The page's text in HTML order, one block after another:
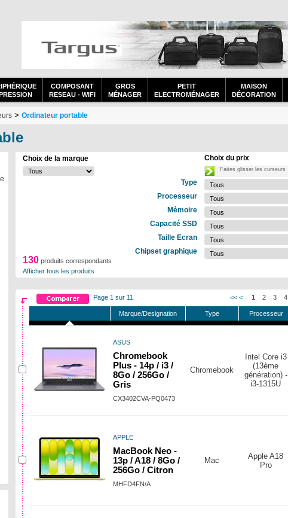
COMPOSANT
RESEAU - WIFI
GROS
MÉNAGER
PETIT
ELECTROMÉNAGER
MAISON
DÉCORATION
> Ordinateur portable
Choix de la marque Choix du prix
Faites glisser les curseurs
Type
Processeur
Mémoire
Capacité SSD
Taille Ecran
Chipset graphique
130 produits correspondants
Afficher tous les produits
Page 1 sur 11 << < 1 2 3 4
Marque/Designation Type Processeur
ASUS
Chromebook
Plus - 14p / i3 /
8Go / 256Go /
Gris
CX3402CVA-PQ0473
Chromebook
Intel Core i3
(13ème
génération) -
i3-1315U
APPLE
MacBook Neo -
13p / A18 / 8Go /
256Go / Citron
MHFD4FN/A
Mac
Apple A18
Pro